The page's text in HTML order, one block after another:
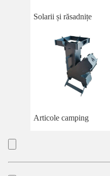
Solarii și răsadnițe
Articole camping